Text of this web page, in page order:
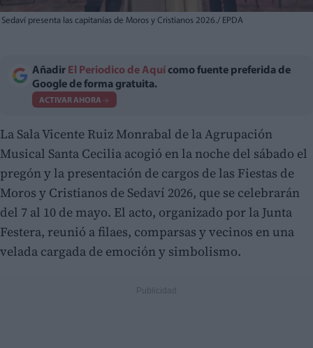
Sedaví presenta las capitanías de Moros y Cristianos 2026./ EPDA
Añadir El Periodico de Aquí como fuente preferida de
Google de forma gratuita.
ACTIVAR AHORA
La Sala Vicente Ruiz Monrabal de la Agrupación
Musical Santa Cecilia acogió en la noche del sábado el
pregón y la presentación de cargos de las Fiestas de
Moros y Cristianos de Sedaví 2026, que se celebrarán
del 7 al 10 de mayo. El acto, organizado por la Junta
Festera, reunió a filaes, comparsas y vecinos en una
velada cargada de emoción y simbolismo.